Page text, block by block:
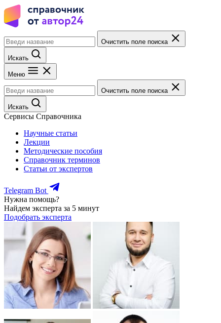
Очистить поле поиска
Искать
Меню
Очистить поле поиска
Искать
Сервисы Справочника
Научные статьи
Лекции
Методические пособия
Справочник терминов
Статьи от экспертов
Telegram Bot
Нужна помощь?
Найдем эксперта за 5 минут
Подобрать эксперта